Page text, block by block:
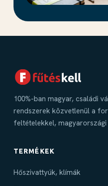
100%-ban magyar, családi
rendszerek közvetlenül a
feltételekkel,
TERMÉKEK
Hőszivattyúk, klímák